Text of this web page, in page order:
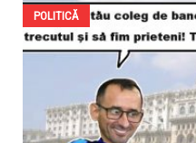
POLITICĂ